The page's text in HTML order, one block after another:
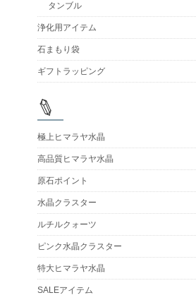
タンブル
浄化用アイテム
石まもり袋
ギフトラッピング
極上ヒマラヤ水晶
高品質ヒマラヤ水晶
原石ポイント
水晶クラスター
ルチルクォーツ
ピンク水晶クラスター
特大ヒマラヤ水晶
SALEアイテム